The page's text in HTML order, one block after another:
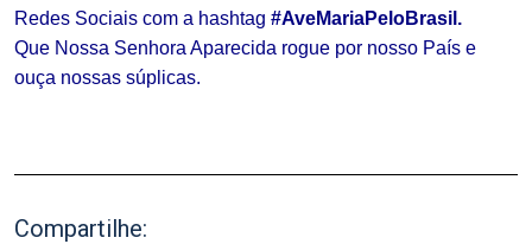
Redes Sociais com a hashtag #AveMariaPeloBrasil.
Que Nossa Senhora Aparecida rogue por nosso País e
ouça nossas súplicas.
Compartilhe: